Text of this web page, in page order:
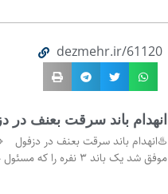
dezmehr.ir/61120
انهدام باند سرقت بعنف در
♨️انهدام باند سرقت بعنف در دزفول
موفق شد یک باند ۳ نفره را که مسئول چندین فقره